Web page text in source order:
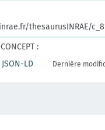
thesaurusINRAE/
:
JSON-LD Dernière